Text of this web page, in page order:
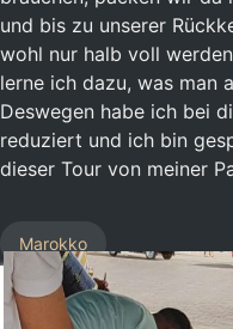
und bis zu unserer
wohl nur halb voll
lerne ich dazu, was man
Deswegen habe ich bei
reduziert und ich bin
dieser Tour von meiner
Marokko